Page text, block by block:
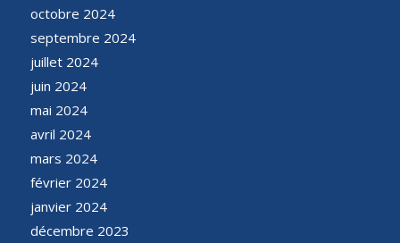
octobre 2024
septembre 2024
juillet 2024
juin 2024
mai 2024
avril 2024
mars 2024
février 2024
janvier 2024
décembre 2023